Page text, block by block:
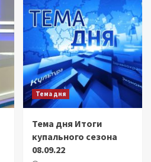
Тема дня
Тема дня Итоги
купального сезона
08.09.22